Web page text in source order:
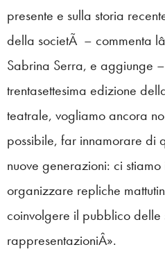
presente e sulla storia
della societÃ – commenta
Sabrina Serra, e aggiunge
trentasettesima edizione
teatrale, vogliamo ancora
possibile, far innamorare di
nuove generazioni: ci
organizzare repliche
coinvolgere il pubblico delle
rappresentazioniÂ».